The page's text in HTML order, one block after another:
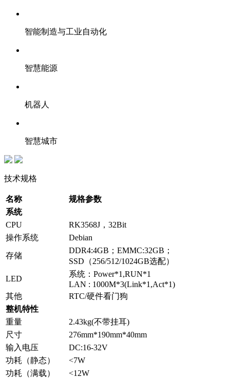
智能制造与工业自动化
智慧能源
机器人
智慧城市
技术规格
名称
规格参数
系统
CPU
RK3568J，32Bit
操作系统
Debian
存储
DDR4:4GB；EMMC:32GB；
SSD（256/512/1024GB选配）
LED
系统：Power*1,RUN*1
LAN : 1000M*3(Link*1,Act*1)
其他
RTC/硬件看门狗
整机特性
重量
2.43kg(不带挂耳)
尺寸
276mm*190mm*40mm
输入电压
DC:16-32V
功耗（静态）
<7W
功耗（满载）
<12W